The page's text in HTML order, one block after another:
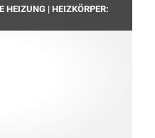
HEIZUNG | HEIZKÖRPER: